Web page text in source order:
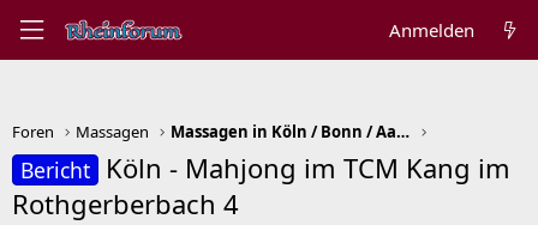
Anmelden
Foren Massagen Massagen in Köln / Bonn / Aachen
Bericht
Köln - Mahjong im TCM Kang im
Rothgerberbach 4